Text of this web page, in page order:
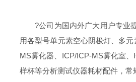
?公司为国内外广大用户专业
用各型号单元素空心阴极灯、多
MS雾化器、ICP/ICP-MS雾化室
样杯等分析测试仪器耗材配件，